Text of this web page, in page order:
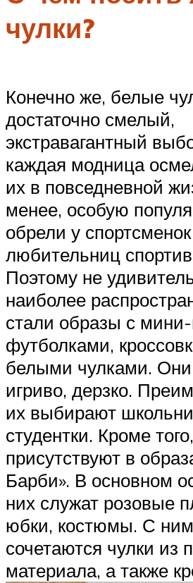
чулки?
Конечно же, белые
достаточно смелый,
экстравагантный
каждая модница
их в повседневной
менее, особую
обрели у
любительниц
Поэтому не
наиболее
стали образы с
футболками,
белыми чулками. Они
игриво, дерзко.
их выбирают
студентки. Кроме
присутствуют в
Барби». В основном
них служат розовые
юбки, костюмы. С
сочетаются чулки из
материала, а также